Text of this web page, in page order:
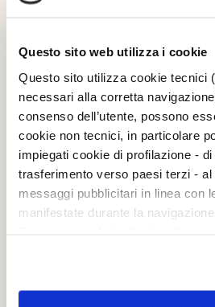
Questo sito web utilizza i cookie
Questo sito utilizza cookie tecnici
necessari alla corretta
consenso dell’utente, possono
cookie non tecnici, in particolare
impiegati cookie di profilazione -
trasferimento verso paesi terzi - al
messaggi pubblicitari in linea con
manifestate durante la navigazione.
scelte privacy sui cookie, ti
dell’informativa cookie.
Dire quasi la stessa cosa.